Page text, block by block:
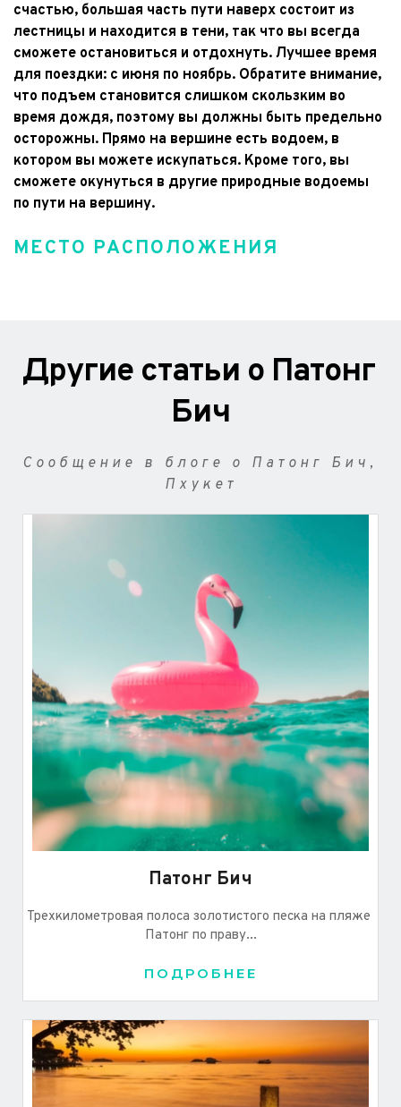
счастью, большая часть пути наверх состоит из
лестницы и находится в тени, так что вы всегда
сможете остановиться и отдохнуть. Лучшее время
для поездки: с июня по ноябрь. Обратите внимание,
что подъем становится слишком скользким во
время дождя, поэтому вы должны быть предельно
осторожны. Прямо на вершине есть водоем, в
котором вы можете искупаться. Кроме того, вы
сможете окунуться в другие природные водоемы
по пути на вершину.
МЕСТО РАСПОЛОЖЕНИЯ
Другие статьи о Патонг
Бич
Сообщение в блоге о Патонг Бич,
Пхукет
Патонг Бич
Трехкилометровая полоса золотистого песка на пляже
Патонг по праву...
ПОДРОБНЕЕ